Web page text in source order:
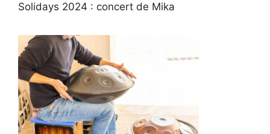
Solidays 2024 : concert de Mika